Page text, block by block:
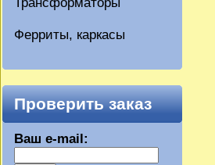
Ферриты, каркасы
Проверить заказ
Ваш e-mail: